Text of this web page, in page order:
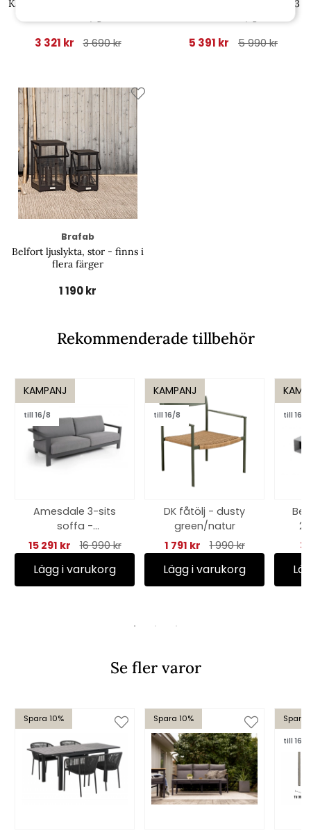
Kamomill matbord 135x80 H70
3 321 kr 3 690 kr
Kamomill matbord Ø 130 H73
5 391 kr 5 990 kr
Brafab
Belfort ljuslykta, stor - finns i
flera färger
1 190 kr
Rekommenderade tillbehör
KAMPANJ
till 16/8
Amesdale 3-sits
soffa -
antracit/ljusgrå
dyna
15 291 kr 16 990 kr
Lägg i varukorg
KAMPANJ
till 16/8
DK fåtölj - dusty
green/natur
1 791 kr
1 990 kr
Lägg i varukorg
till 16/8
Se fler varor
Spara 10% Spara 10% Spara
till 16/8